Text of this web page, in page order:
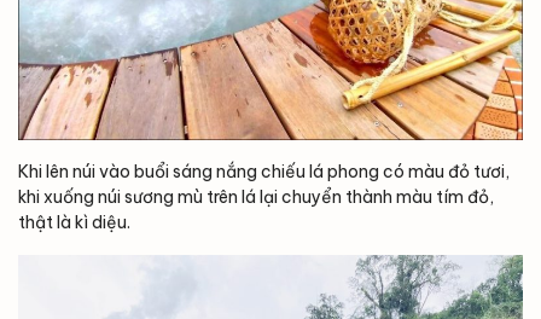
Khi lên núi vào buổi sáng nắng chiếu lá phong có màu đỏ tươi,
khi xuống núi sương mù trên lá lại chuyển thành màu tím đỏ,
thật là kì diệu.